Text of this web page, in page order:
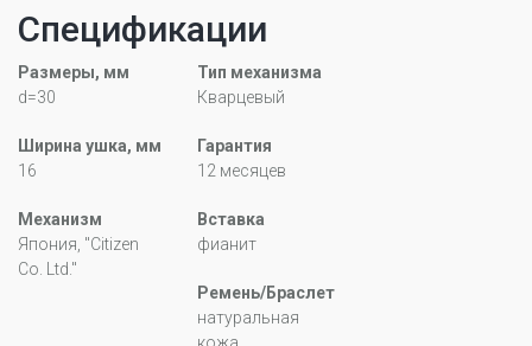
Спецификации
Размеры, мм
d=30
Тип механизма
Кварцевый
Ширина ушка, мм
16
Гарантия
12 месяцев
Механизм
Япония, "Citizen
Co. Ltd."
Вставка
фианит
Ремень/Браслет
натуральная